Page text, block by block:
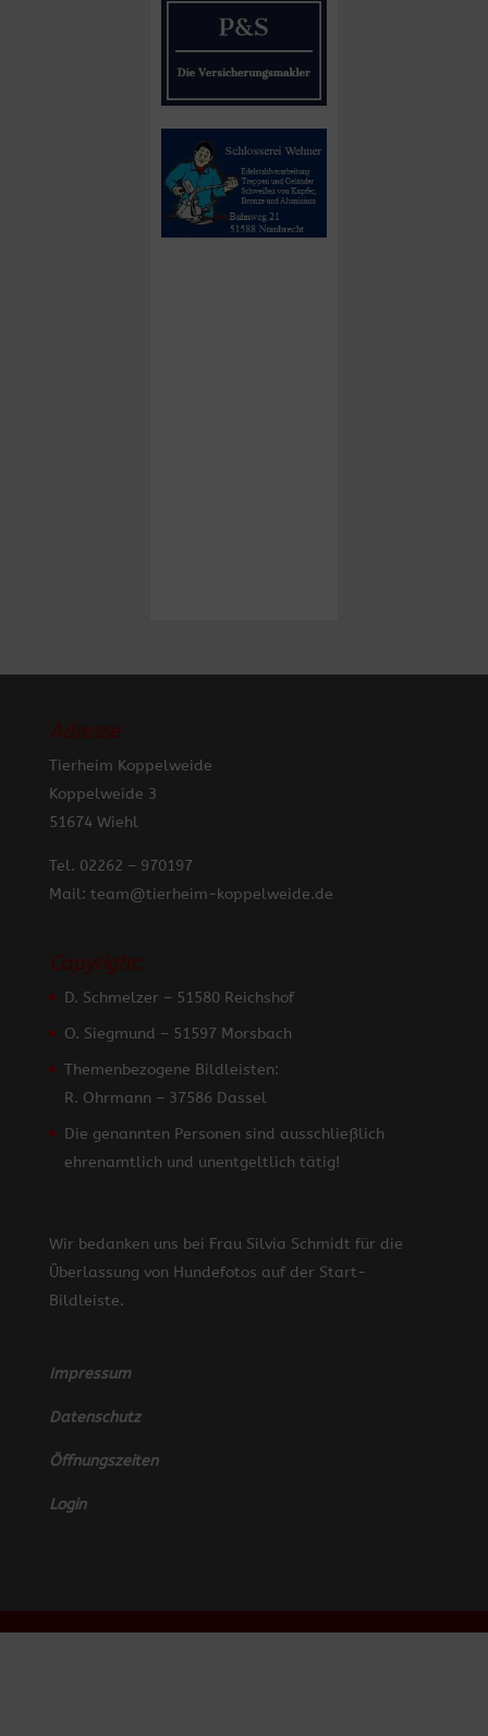
Tierheim Koppelweide
Koppelweide 3
51674 Wiehl
Tel. 02262 – 970197
Mail: team@tierheim-koppelweide.de
D. Schmelzer – 51580 Reichshof
O. Siegmund – 51597 Morsbach
Themenbezogene Bildleisten:
R. Ohrmann – 37586 Dassel
Die genannten Personen sind ausschließlich
ehrenamtlich und unentgeltlich tätig!
Wir bedanken uns bei Frau Silvia Schmidt für die
Überlassung von Hundefotos auf der Start-
Bildleiste.
Impressum
Datenschutz
Öffnungszeiten
Login